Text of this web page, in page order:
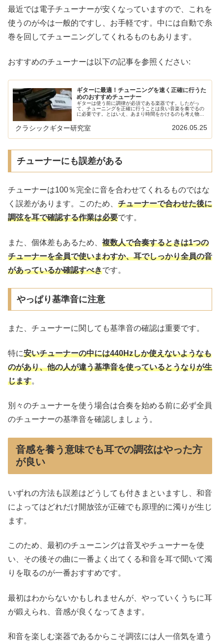
最近では電子チューナーが安くなっていますので、これを
使うのが今は一般的ですし、お手軽です。中には自動で糸
巻を回してチューニングしてくれるものもあります。
おすすめのチューナーは以下の記事を参照ください:
ギターに最適！チューニングを速く正確に行うた
めのおすすめチューナー
ギターは使う前に調律が必須である楽器です。したがっ
て、チューニングを正確に行うことは良い音楽を奏でるの
に必要です。とはいえ、あまり時間をかけるのも考え物で
チューナーをまとめてみました。正確...
クラシックギター研究室 2026.05.25
チューナーにも誤差がある
チューナーは100％完全に音を合わせてくれるものではな
く誤差があります。このため、 チューナーで合わせた後に
調弦を耳で確認する作業は必要です。
また、個体差もあるため、 複数人で合奏するときは1つの
チューナーを全員で使いまわすか、耳でしっかり全員の音
があっているか確認すべきです。
やっぱり基準音に注意
また、チューナーに関しても基準音の確認は重要です。
特に安いチューナーの中には440Hzしか使えないようなも
のがあり、他の人が違う基準音を使っているとうなりが生
じます。
別々のチューナーを使う場合は合奏を始める前に必ず全員
のチューナーの基準音を確認しましょう。
音感を養う意味でも耳での調弦はやった方
が良い
いずれの方法も誤差はどうしても付きまといますし、和音
によってはどれだけ開放弦が正確でも原理的に濁りが生じ
ます。
このため、最初のチューニングは音叉やチューナーを使
い、その後その曲に一番よく出てくる和音を耳で聞いて濁
りを取るのが一番おすすめです。
最初はわからないかもしれませんが、やっていくうちに耳
が鍛えられ、音感が良くなってきます。
和音を楽しむ楽器であるからこそ調弦には人一倍気を遣う